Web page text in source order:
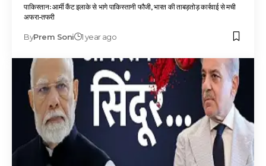
पाकिस्तान: आर्मी कैंट इलाके से भागे पाकिस्तानी फौजी, भारत की ताबड़तोड़ कार्रवाई से मची
अफरा-तफरी
ByPrem Soni 1 year ago